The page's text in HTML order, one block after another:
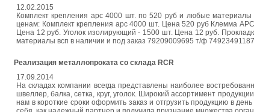
12.02.2015
Комплект крепления арс 4000 шт. по 520 руб и любые
ценам: Комплект крепления арс 4000 шт. Цена 520 руб Клемма
Цена 12 руб. Уголок изолирующий - 1500 шт. Цена 12 руб.
материалы всп в наличии и под заказ 79209009695 т/ф
Реализация металлопроката со склада RCR
17.09.2014
На складах компании всегда представлены наиболее
швеллер, балка, сетка, круг, уголок. Широкий ассортимент
нам в короткие сроки оформить заказ и отгрузить продукцию в